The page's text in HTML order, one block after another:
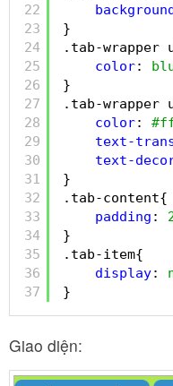
22
23
24
25
26
27
28
29
30
31
32
33
34
35
36
37
}
.tab-
color:
}
.tab-
color:
text-
text-
}
.tab-content{
padding :
}
.tab-item{
display:
}
Giao diện: